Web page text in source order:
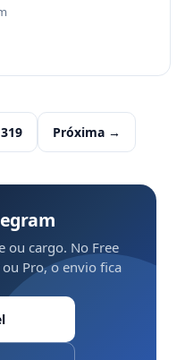
319 Próxima →
ou cargo. No Free
Pro, o envio fica